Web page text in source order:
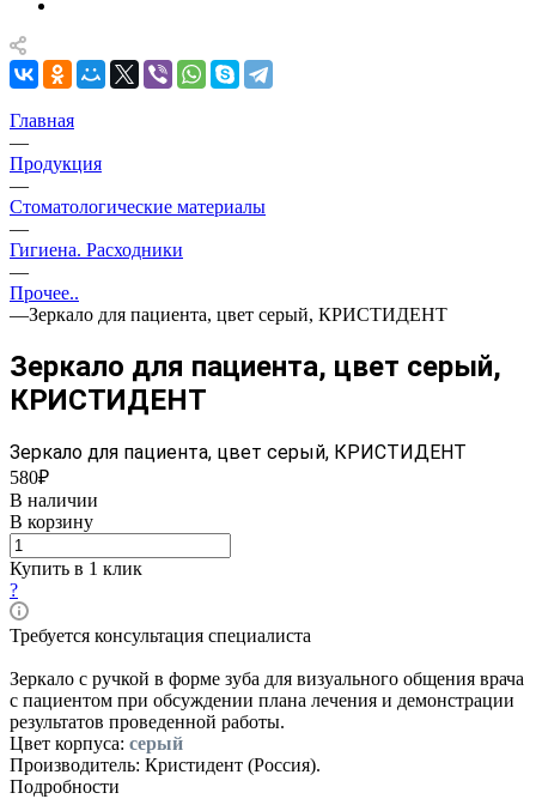
Главная
—
Продукция
—
Стоматологические материалы
—
Гигиена. Расходники
—
Прочее..
—Зеркало для пациента, цвет серый, КРИСТИДЕНТ
Зеркало для пациента, цвет серый,
КРИСТИДЕНТ
Зеркало для пациента, цвет серый, КРИСТИДЕНТ
580₽
В наличии
В корзину
Купить в 1 клик
?
Требуется консультация специалиста
Зеркало с ручкой в форме зуба для визуального общения врача
с пациентом при обсуждении плана лечения и демонстрации
результатов проведенной работы.
Цвет корпуса: серый
Производитель: Кристидент (Россия).
Подробности